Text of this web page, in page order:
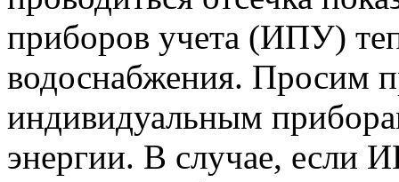
приборов учета (ИПУ)
водоснабжения. Просим
индивидуальным
энергии. В случае, если